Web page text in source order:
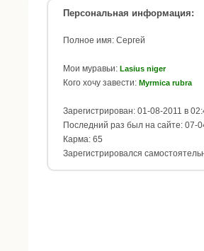
Персональная информация:
Полное имя: Сергей
Мои муравьи: Lasius niger
Кого хочу завести: Myrmica rubra
Зарегистрирован: 01-08-2011 в
Последний раз был на сайте: 07-
Карма: 65
Зарегистрировался